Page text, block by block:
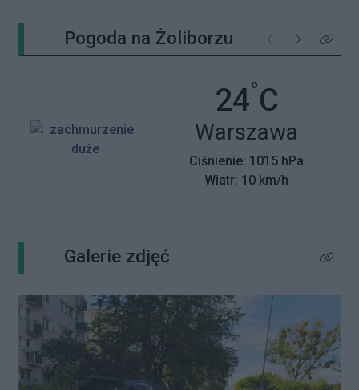
Pogoda na Żoliborzu Poprzednie
NastępneKliknij
24°C
Miasto:
Warszawa
Ciśnienie: 1015 hPa
Wiatr: 10 km/h
Galerie zdjęć Kliknij